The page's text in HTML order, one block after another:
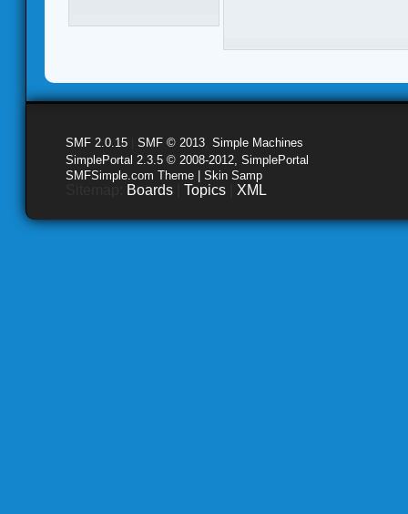
SMF 2.0.15 SMF © 2013 Simple Machines
SimplePortal 2.3.5 © 2008-2012, SimplePortal
SMFSimple.com Theme | Skin Samp
Boards Topics XML